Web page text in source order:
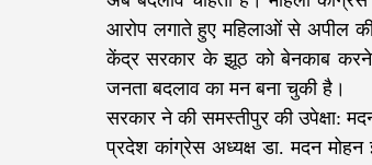
आरोप लगाते हुए महिलाओं से अपील की
केंद्र सरकार के झूठ को बेनकाब करने
जनता बदलाव का मन बना चुकी है।
सरकार ने की समस्तीपुर की उपेक्षा:
प्रदेश कांग्रेस अध्यक्ष डा. मदन